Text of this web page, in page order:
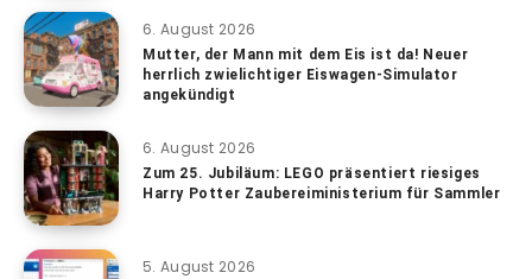
6. August 2026
Mutter, der Mann mit dem Eis ist da! Neuer
herrlich zwielichtiger Eiswagen-Simulator
angekündigt
6. August 2026
Zum 25. Jubiläum: LEGO präsentiert riesiges
Harry Potter Zaubereiministerium für Sammler
5. August 2026